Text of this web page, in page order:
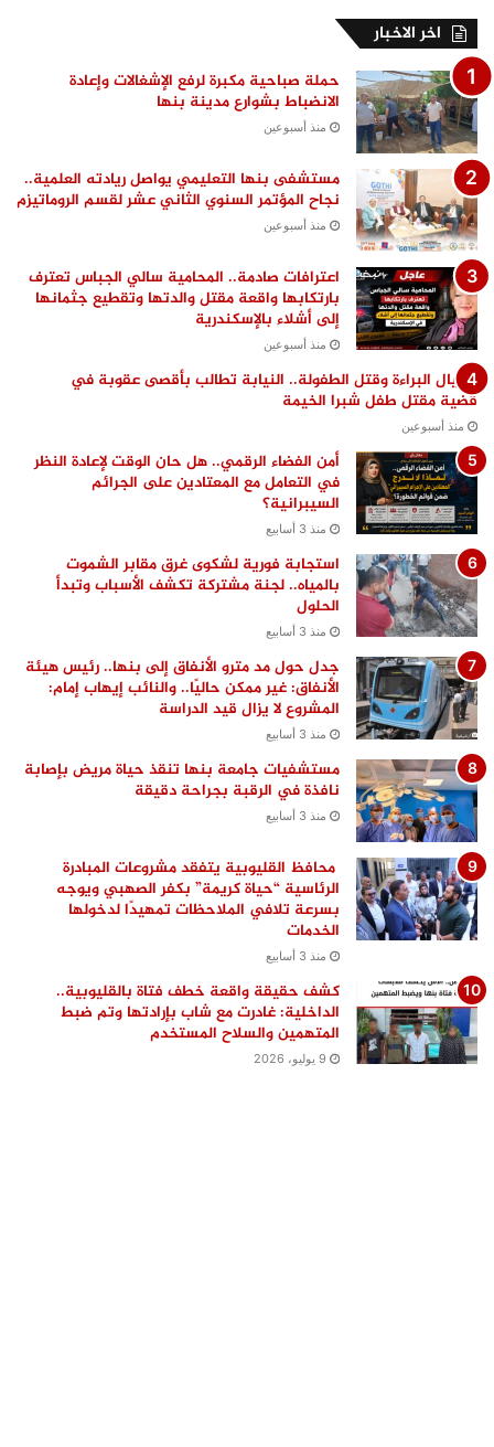
اخر الاخبار
حملة صباحية مكبرة لرفع الإشغالات وإعادة
الانضباط بشوارع مدينة بنها
منذ أسبوعين
مستشفى بنها التعليمي يواصل ريادته العلمية..
نجاح المؤتمر السنوي الثاني عشر لقسم الروماتيزم
منذ أسبوعين
اعترافات صادمة.. المحامية سالي الجباس تعترف
بارتكابها واقعة مقتل والدتها وتقطيع جثمانها
إلى أشلاء بالإسكندرية
منذ أسبوعين
اغتيال البراءة وقتل الطفولة.. النيابة تطالب بأقصى عقوبة في
قضية مقتل طفل شبرا الخيمة
منذ أسبوعين
أمن الفضاء الرقمي.. هل حان الوقت لإعادة النظر
في التعامل مع المعتادين على الجرائم
السيبرانية؟
منذ 3 أسابيع
استجابة فورية لشكوى غرق مقابر الشموت
بالمياه.. لجنة مشتركة تكشف الأسباب وتبدأ
الحلول
منذ 3 أسابيع
جدل حول مد مترو الأنفاق إلى بنها.. رئيس هيئة
الأنفاق: غير ممكن حاليًا.. والنائب إيهاب إمام:
المشروع لا يزال قيد الدراسة
منذ 3 أسابيع
مستشفيات جامعة بنها تنقذ حياة مريض بإصابة
نافذة في الرقبة بجراحة دقيقة
منذ 3 أسابيع
محافظ القليوبية يتفقد مشروعات المبادرة
الرئاسية “حياة كريمة” بكفر الصهبي ويوجه
بسرعة تلافي الملاحظات تمهيدًا لدخولها
الخدمات
منذ 3 أسابيع
كشف حقيقة واقعة خطف فتاة بالقليوبية..
الداخلية: غادرت مع شاب بإرادتها وتم ضبط
المتهمين والسلاح المستخدم
9 يوليو، 2026